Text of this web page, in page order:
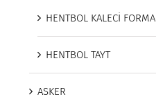
HENTBOL KALECİ FORMA
HENTBOL TAYT
ASKER